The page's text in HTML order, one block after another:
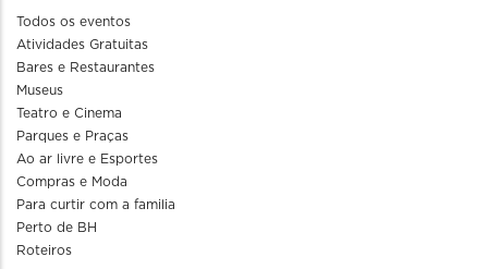
Todos os eventos
Atividades Gratuitas
Bares e Restaurantes
Museus
Teatro e Cinema
Parques e Praças
Ao ar livre e Esportes
Compras e Moda
Para curtir com a familia
Perto de BH
Roteiros